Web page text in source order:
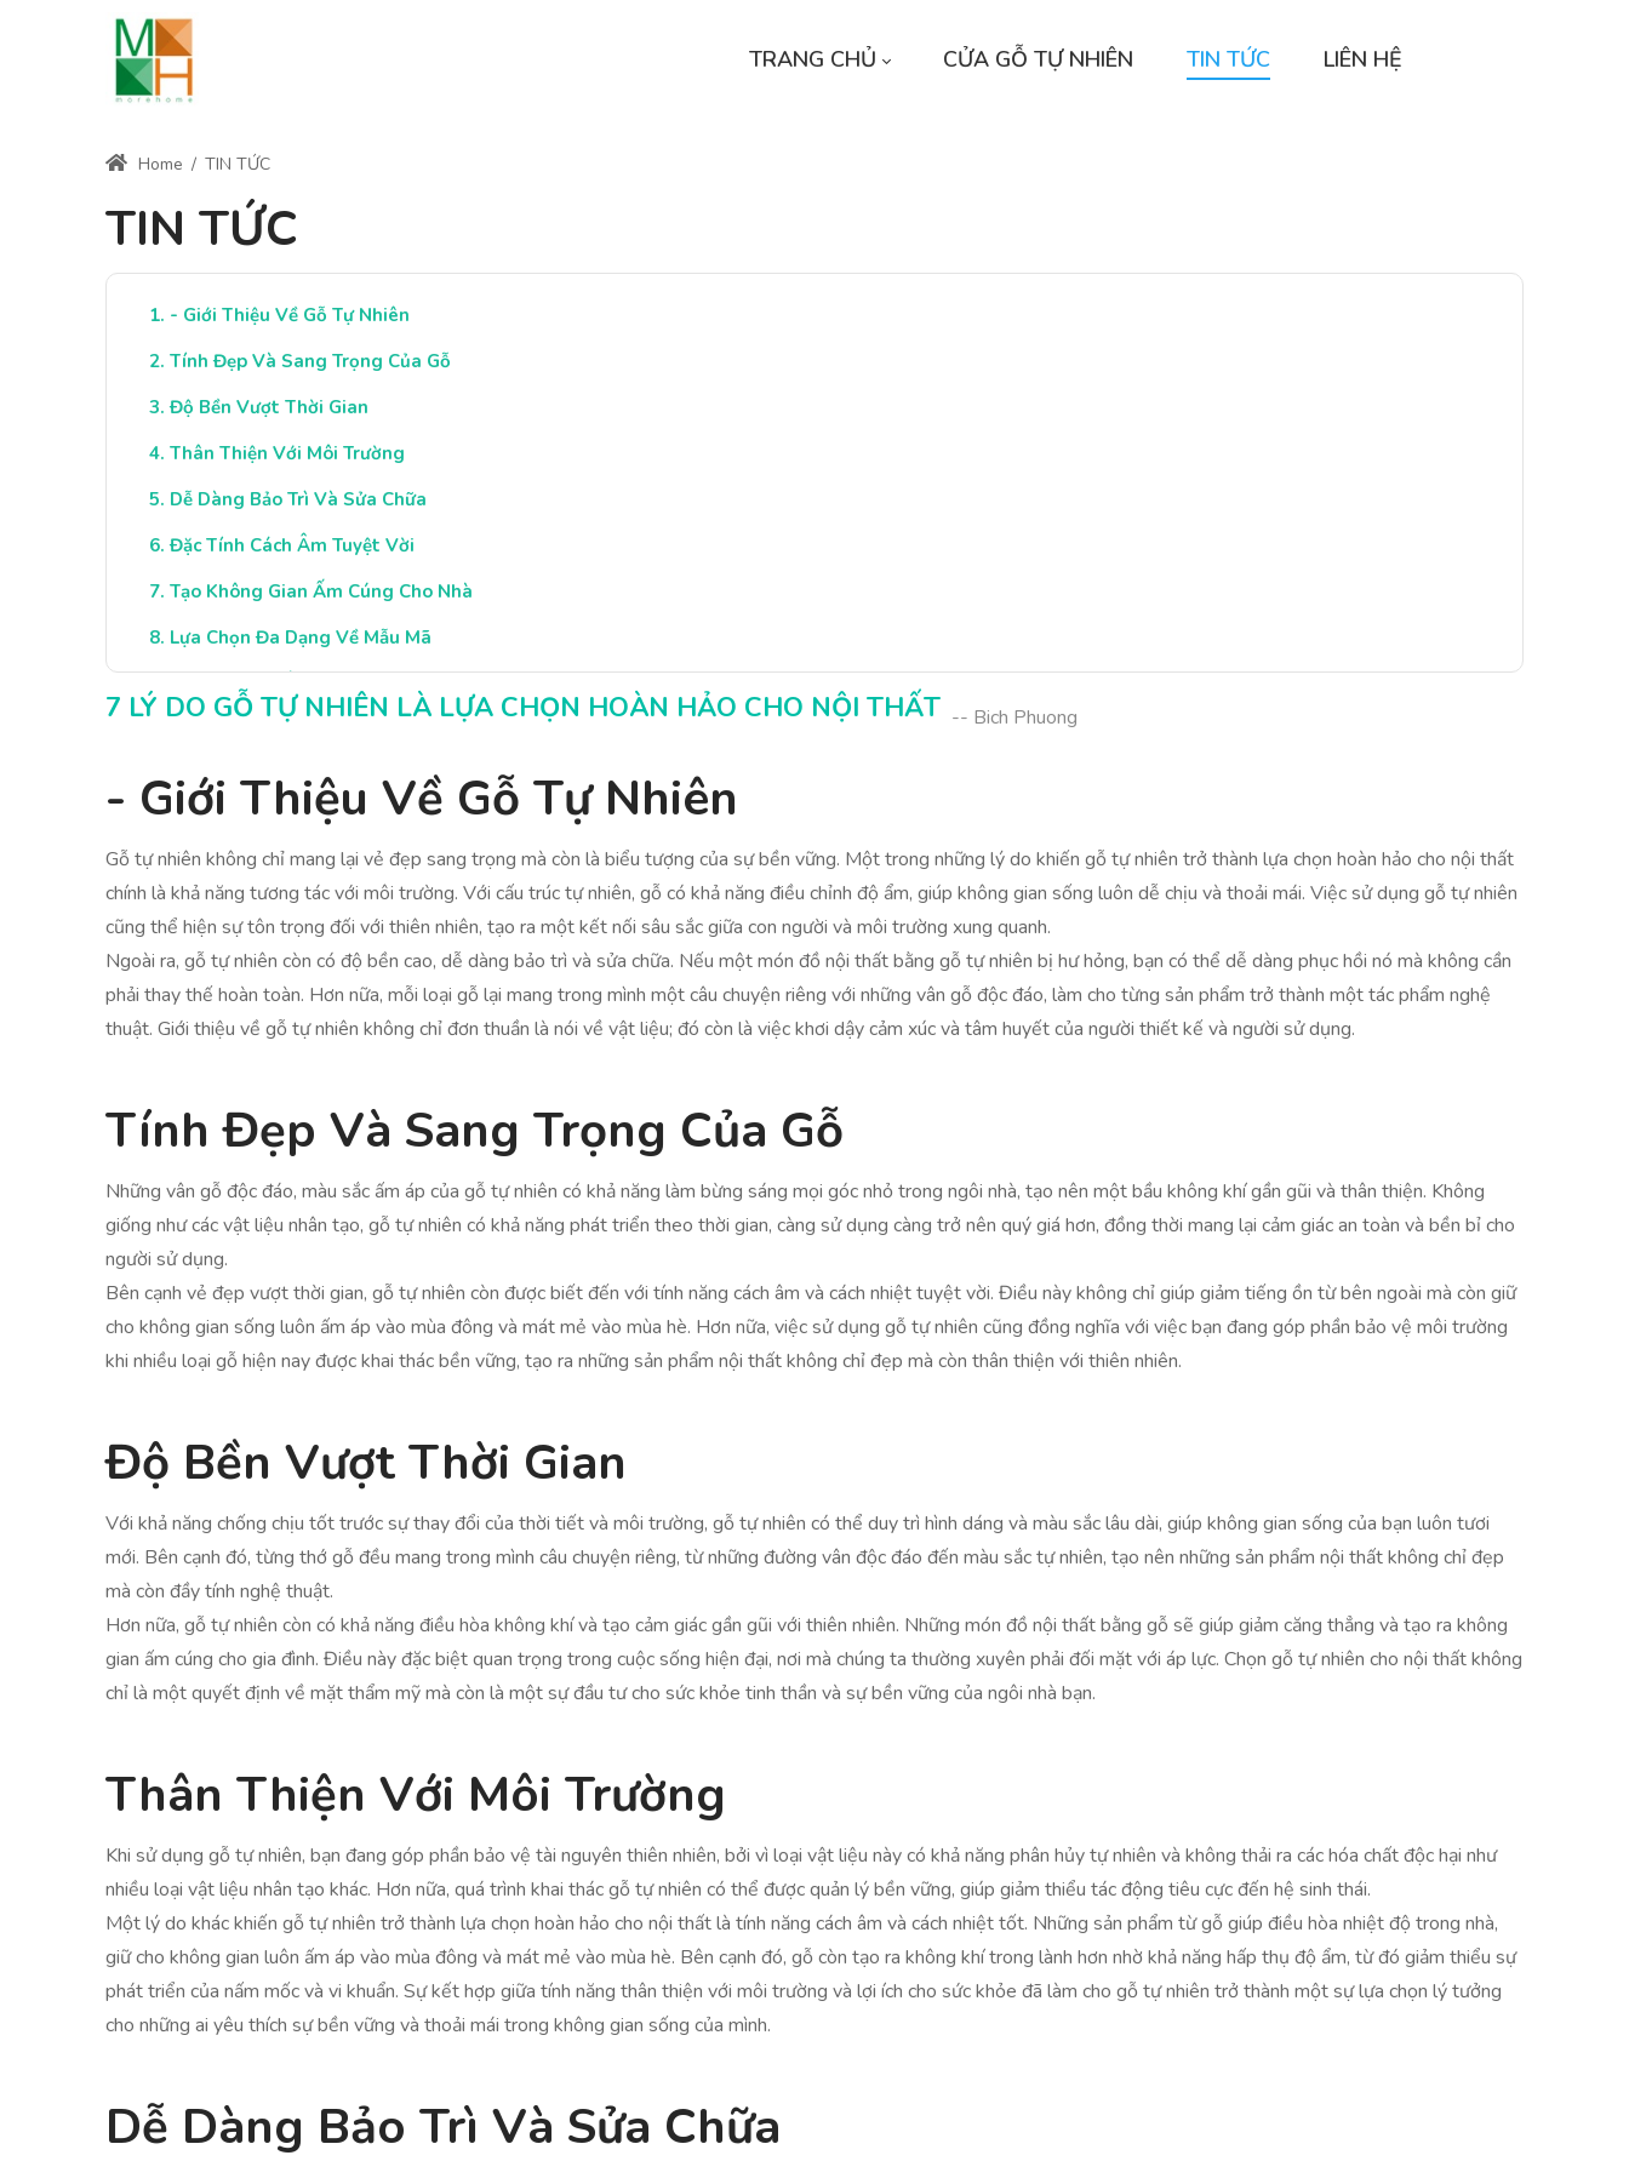
TRANG CHỦ CỬA GỖ TỰ NHIÊN TIN TỨC LIÊN HỆ
Home / TIN TỨC
TIN TỨC
- Giới Thiệu Về Gỗ Tự Nhiên
Tính Đẹp Và Sang Trọng Của Gỗ
Độ Bền Vượt Thời Gian
Thân Thiện Với Môi Trường
Dễ Dàng Bảo Trì Và Sửa Chữa
Đặc Tính Cách Âm Tuyệt Vời
Tạo Không Gian Ấm Cúng Cho Nhà
Lựa Chọn Đa Dạng Về Mẫu Mã
Kết Luận: Lợi Ích Của Gỗ Tự Nhiên
7 LÝ DO GỖ TỰ NHIÊN LÀ LỰA CHỌN HOÀN HẢO CHO NỘI THẤT -- Bich Phuong
- Giới Thiệu Về Gỗ Tự Nhiên
Gỗ tự nhiên không chỉ mang lại vẻ đẹp sang trọng mà còn là biểu tượng của sự bền vững. Một trong những lý do khiến gỗ tự nhiên trở thành lựa chọn hoàn hảo cho nội thất
chính là khả năng tương tác với môi trường. Với cấu trúc tự nhiên, gỗ có khả năng điều chỉnh độ ẩm, giúp không gian sống luôn dễ chịu và thoải mái. Việc sử dụng gỗ tự nhiên
cũng thể hiện sự tôn trọng đối với thiên nhiên, tạo ra một kết nối sâu sắc giữa con người và môi trường xung quanh.
Ngoài ra, gỗ tự nhiên còn có độ bền cao, dễ dàng bảo trì và sửa chữa. Nếu một món đồ nội thất bằng gỗ tự nhiên bị hư hỏng, bạn có thể dễ dàng phục hồi nó mà không cần
phải thay thế hoàn toàn. Hơn nữa, mỗi loại gỗ lại mang trong mình một câu chuyện riêng với những vân gỗ độc đáo, làm cho từng sản phẩm trở thành một tác phẩm nghệ
thuật. Giới thiệu về gỗ tự nhiên không chỉ đơn thuần là nói về vật liệu; đó còn là việc khơi dậy cảm xúc và tâm huyết của người thiết kế và người sử dụng.
Tính Đẹp Và Sang Trọng Của Gỗ
Những vân gỗ độc đáo, màu sắc ấm áp của gỗ tự nhiên có khả năng làm bừng sáng mọi góc nhỏ trong ngôi nhà, tạo nên một bầu không khí gần gũi và thân thiện. Không
giống như các vật liệu nhân tạo, gỗ tự nhiên có khả năng phát triển theo thời gian, càng sử dụng càng trở nên quý giá hơn, đồng thời mang lại cảm giác an toàn và bền bỉ cho
người sử dụng.
Bên cạnh vẻ đẹp vượt thời gian, gỗ tự nhiên còn được biết đến với tính năng cách âm và cách nhiệt tuyệt vời. Điều này không chỉ giúp giảm tiếng ồn từ bên ngoài mà còn giữ
cho không gian sống luôn ấm áp vào mùa đông và mát mẻ vào mùa hè. Hơn nữa, việc sử dụng gỗ tự nhiên cũng đồng nghĩa với việc bạn đang góp phần bảo vệ môi trường
khi nhiều loại gỗ hiện nay được khai thác bền vững, tạo ra những sản phẩm nội thất không chỉ đẹp mà còn thân thiện với thiên nhiên.
Độ Bền Vượt Thời Gian
Với khả năng chống chịu tốt trước sự thay đổi của thời tiết và môi trường, gỗ tự nhiên có thể duy trì hình dáng và màu sắc lâu dài, giúp không gian sống của bạn luôn tươi
mới. Bên cạnh đó, từng thớ gỗ đều mang trong mình câu chuyện riêng, từ những đường vân độc đáo đến màu sắc tự nhiên, tạo nên những sản phẩm nội thất không chỉ đẹp
mà còn đầy tính nghệ thuật.
Hơn nữa, gỗ tự nhiên còn có khả năng điều hòa không khí và tạo cảm giác gần gũi với thiên nhiên. Những món đồ nội thất bằng gỗ sẽ giúp giảm căng thẳng và tạo ra không
gian ấm cúng cho gia đình. Điều này đặc biệt quan trọng trong cuộc sống hiện đại, nơi mà chúng ta thường xuyên phải đối mặt với áp lực. Chọn gỗ tự nhiên cho nội thất không
chỉ là một quyết định về mặt thẩm mỹ mà còn là một sự đầu tư cho sức khỏe tinh thần và sự bền vững của ngôi nhà bạn.
Thân Thiện Với Môi Trường
Khi sử dụng gỗ tự nhiên, bạn đang góp phần bảo vệ tài nguyên thiên nhiên, bởi vì loại vật liệu này có khả năng phân hủy tự nhiên và không thải ra các hóa chất độc hại như
nhiều loại vật liệu nhân tạo khác. Hơn nữa, quá trình khai thác gỗ tự nhiên có thể được quản lý bền vững, giúp giảm thiểu tác động tiêu cực đến hệ sinh thái.
Một lý do khác khiến gỗ tự nhiên trở thành lựa chọn hoàn hảo cho nội thất là tính năng cách âm và cách nhiệt tốt. Những sản phẩm từ gỗ giúp điều hòa nhiệt độ trong nhà,
giữ cho không gian luôn ấm áp vào mùa đông và mát mẻ vào mùa hè. Bên cạnh đó, gỗ còn tạo ra không khí trong lành hơn nhờ khả năng hấp thụ độ ẩm, từ đó giảm thiểu sự
phát triển của nấm mốc và vi khuẩn. Sự kết hợp giữa tính năng thân thiện với môi trường và lợi ích cho sức khỏe đã làm cho gỗ tự nhiên trở thành một sự lựa chọn lý tưởng
cho những ai yêu thích sự bền vững và thoải mái trong không gian sống của mình.
Dễ Dàng Bảo Trì Và Sửa Chữa